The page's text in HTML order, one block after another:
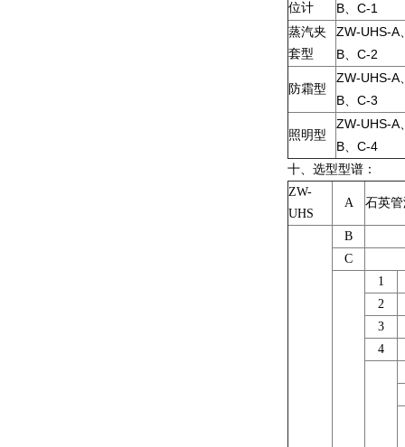
位计
B、 C-1
蒸汽夹
套型
ZW-UHS-A
B、 C-2
防霜型
ZW-UHS-A
B、 C-3
照明型
ZW-UHS-A
B、 C-4
十、选型型谱：
ZW-
UHS
A 石英
B
C
1
2
3
4